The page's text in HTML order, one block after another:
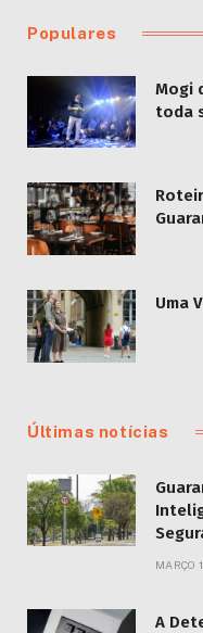
Populares
Mogi
toda
Uma
Últimas notícias
MARÇO
A